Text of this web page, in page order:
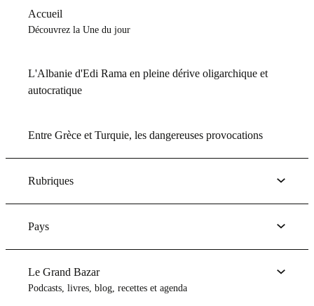
Accueil
Découvrez la Une du jour
L'Albanie d'Edi Rama en pleine dérive oligarchique et
autocratique
Entre Grèce et Turquie, les dangereuses provocations
Rubriques
Pays
Le Grand Bazar
Podcasts, livres, blog, recettes et agenda